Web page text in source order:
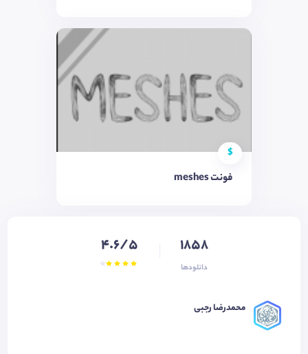
$
فونت meshes
1858
دانلودها
4.6/5
محمدرضا رجبی